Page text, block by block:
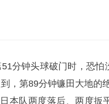
分钟头球破门时，恐
，第89分钟镰田大地的
本队两度落后、两度扳